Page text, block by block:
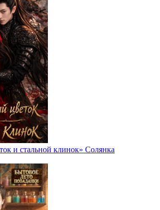
и стальной клинок» Солянка